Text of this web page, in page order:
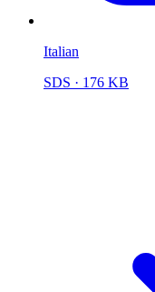
Italian
SDS · 176 KB